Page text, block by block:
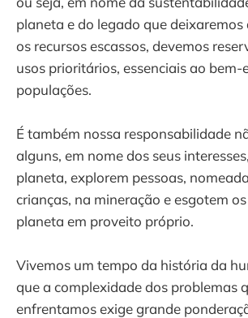
planeta e do legado que deixaremos
os recursos escassos, devemos
usos prioritários, essenciais ao bem-
populações.
É também nossa responsabilidade
alguns, em nome dos seus
planeta, explorem pessoas,
crianças, na mineração e esgotem
planeta em proveito próprio.
Vivemos um tempo da história da
que a complexidade dos problemas
enfrentamos exige grande